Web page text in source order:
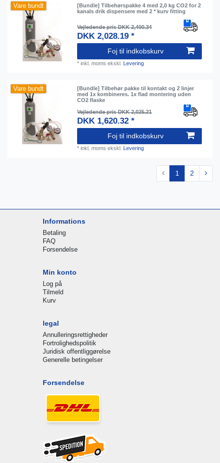
Vare bundt
[Bundle] Tilbehørspakke 4 med 2,0 kg CO2 for 2
kanals drik dispensere med 2 * kurv fitting
Vejledende pris DKK 2,400.34
DKK 2,028.19 *
Foj til indkobskurv
*inkl. moms ekskl. Levering
Vare bundt
[Bundle] Tilbehør pakke til kontakt og 2 linjer
med 1x kombineres. 1x flad montering uden
CO2 flaske
Vejledende pris DKK 2,025.21
DKK 1,620.32 *
Foj til indkobskurv
*inkl. moms ekskl. Levering
1 2
Informations
Betaling
FAQ
Forsendelse
Min konto
Log på
Tilmeld
Kurv
legal
Annulleringsrettigheder
Fortrolighedspolitik
Juridisk offentliggørelse
Generelle betingelser
Forsendelse